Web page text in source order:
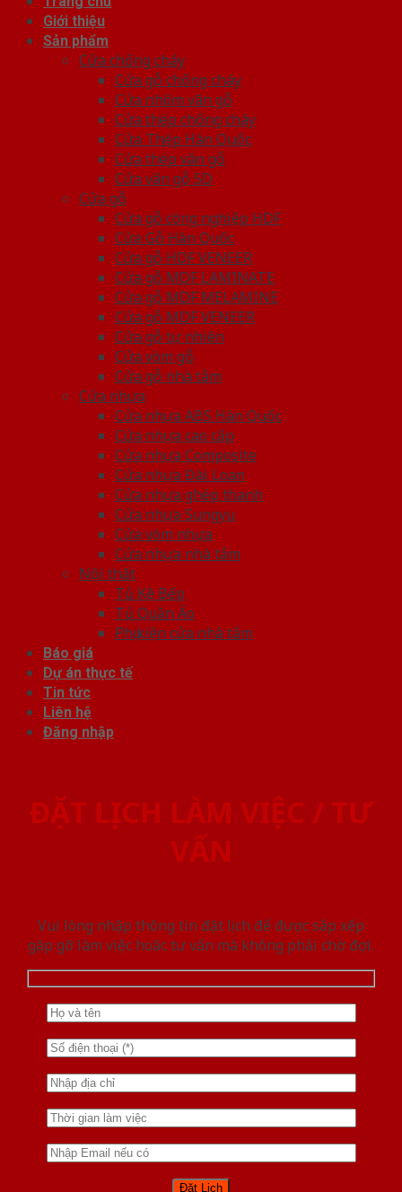
Giới thiệu
Sản phẩm
Cửa chống cháy
Cửa gỗ chống cháy
Cửa nhôm vân gỗ
Cửa thép chống cháy
Cửa Thép Hàn Quốc
Cửa thép vân gỗ
Cửa vân gỗ 5D
Cửa gỗ
Cửa gỗ công nghiệp HDF
Cửa Gỗ Hàn Quốc
Cửa gỗ HDF VENEER
Cửa gỗ MDF LAMINATE
Cửa gỗ MDF MELAMINE
Cửa gỗ MDF VENEER
Cửa gỗ tự nhiên
Cửa vòm gỗ
Cửa gỗ nhà tắm
Cửa nhựa
Cửa nhựa ABS Hàn Quốc
Cửa nhựa cao cấp
Cửa nhựa Composite
Cửa nhựa Đài Loan
Cửa nhựa ghép thanh
Cửa nhựa Sungyu
Cửa vòm nhựa
Cửa nhựa nhà tắm
Nội thất
Tủ Kệ Bếp
Tủ Quần Áo
Phụ kiện cửa nhà tắm
Báo giá
Dự án thực tế
Tin tức
Liên hệ
Đăng nhập
ĐẶT LỊCH LÀM VIỆC / TƯ
VẤN
Vui lòng nhập thông tin đặt lịch để được sắp xếp
gặp gỡ làm việc hoăc tư vấn mà không phải chờ đợi.